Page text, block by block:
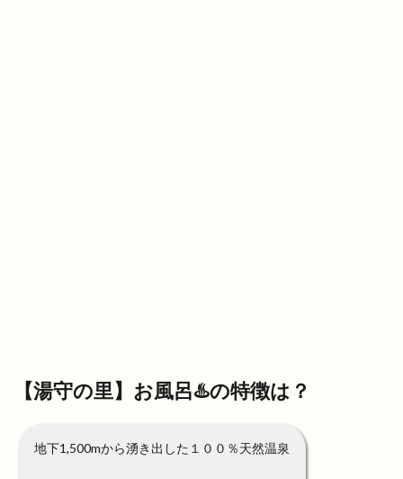
【湯守の里】お風呂♨️の特徴は？
地下1,500mから湧き出した１００％天然温泉